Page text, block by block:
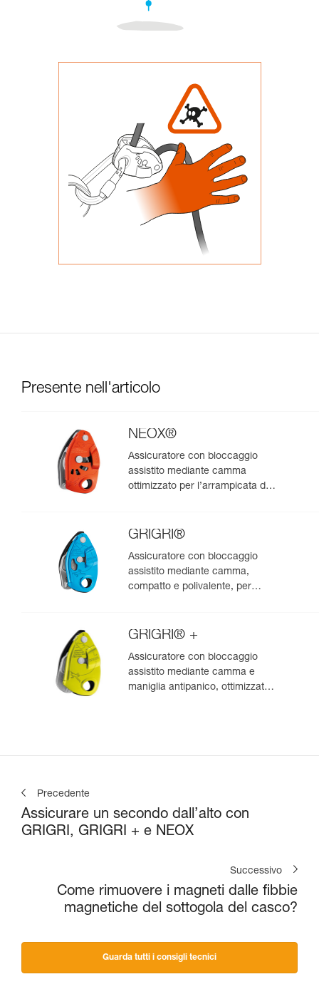
Presente nell'articolo
NEOX®
Assicuratore con bloccaggio
assistito mediante camma
ottimizzato per l’arrampicata da
GRIGRI®
Assicuratore con bloccaggio
assistito mediante camma,
compatto e polivalente, per
GRIGRI® +
Assicuratore con bloccaggio
assistito mediante camma e
maniglia antipanico, ottimizzato
Precedente
Assicurare un secondo dall’alto con
GRIGRI, GRIGRI + e NEOX
Successivo
Come rimuovere i magneti dalle fibbie
magnetiche del sottogola del casco?
Guarda tutti i consigli tecnici